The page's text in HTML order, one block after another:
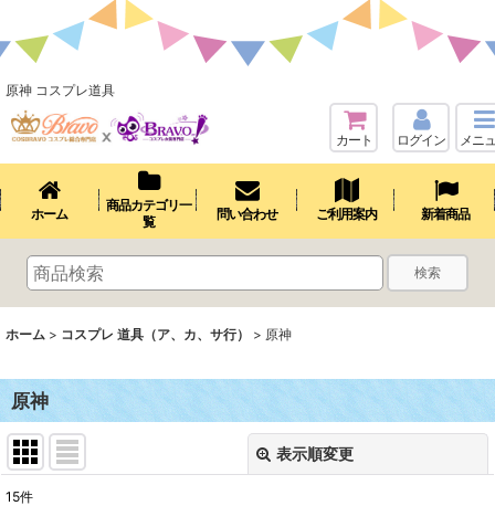
原神 コスプレ道具
カート ログイン メニ
ホーム
商品カテゴリ一
覧
問い合わせ ご利用案内 新着商品
検索
ホーム > コスプレ 道具（ア、カ、サ行） > 原神
原神
表示順変更
15件